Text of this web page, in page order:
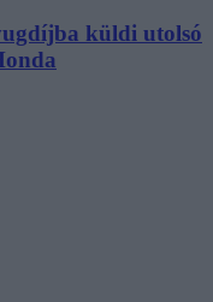
küldi utolsó